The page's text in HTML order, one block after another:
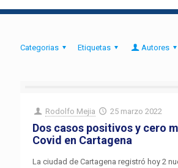
Categorias Etiquetas Autores
Rodolfo Mejia 25 marzo 2022
Dos casos positivos y cero
Covid en Cartagena
La ciudad de Cartagena registró hoy 2